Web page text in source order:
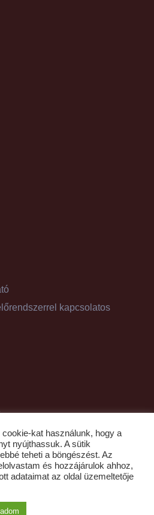
kapcsolatos
kat használunk, hogy a
nyújthassuk. A sütik
teheti a böngészést. Az
és hozzájárulok ahhoz,
adataimat az oldal üzemeltetője